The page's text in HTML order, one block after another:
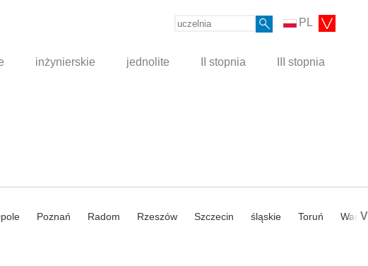
PL
inżynierskie jednolite II stopnia III stopnia
Poznań Radom Rzeszów Szczecin śląskie Toruń V